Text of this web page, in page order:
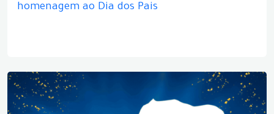
homenagem ao Dia dos Pais